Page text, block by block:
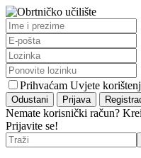
Prihvaćam Uvjete
Nemate korisnički račun?
Prijavite se!